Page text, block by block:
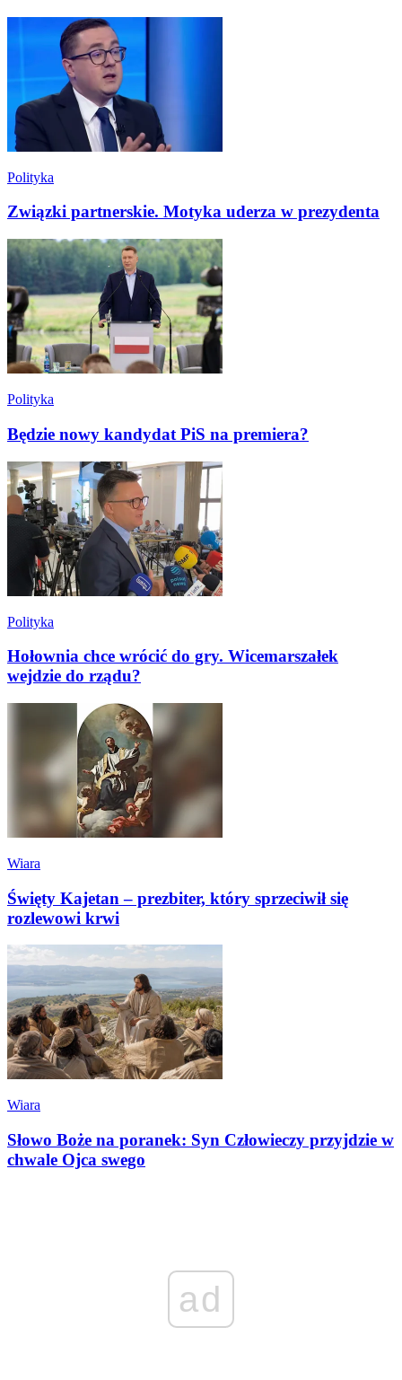
Polityka
Związki partnerskie. Motyka uderza w prezydenta
Polityka
Będzie nowy kandydat PiS na premiera?
Polityka
Hołownia chce wrócić do gry. Wicemarszałek
wejdzie do rządu?
Wiara
Święty Kajetan – prezbiter, który sprzeciwił się
rozlewowi krwi
Wiara
Słowo Boże na poranek: Syn Człowieczy przyjdzie w
chwale Ojca swego
ad